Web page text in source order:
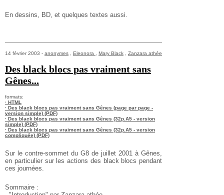
En dessins, BD, et quelques textes aussi.
14 février 2003 - anonymes Eleonora Mary Black Zanzara athée
Des black blocs pas vraiment sans
Gênes...
formats:
· HTML
· Des black blocs pas vraiment sans Gênes (page par page -
version simple) (PDF)
· Des black blocs pas vraiment sans Gênes (32p.A5 - version
simple) (PDF)
· Des black blocs pas vraiment sans Gênes (32p.A5 - version
compliquée) (PDF)
Sur le contre-sommet du G8 de juillet 2001 à Gênes,
en particulier sur les actions des black blocs pendant
ces journées.
Sommaire :